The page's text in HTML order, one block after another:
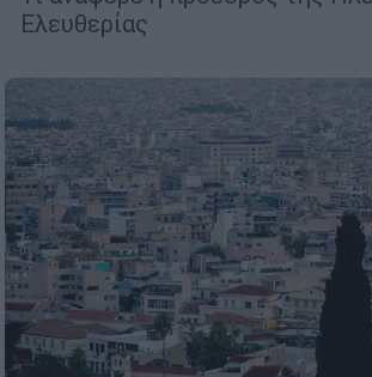
Ελευθερίας